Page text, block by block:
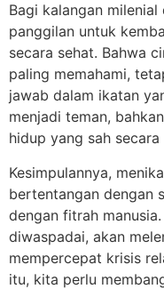
Bagi kalangan
panggilan untuk
secara sehat. Bahwa
paling memahami,
jawab dalam ikatan
menjadi teman,
hidup yang sah
Kesimpulannya,
bertentangan dengan
dengan fitrah
diwaspadai, akan
mempercepat krisis
itu, kita perlu